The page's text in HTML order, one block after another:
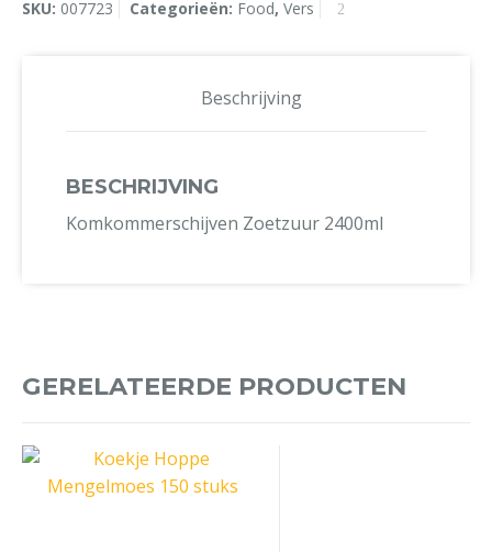
SKU: 007723 Categorieën: Food, Vers
Beschrijving
BESCHRIJVING
Komkommerschijven Zoetzuur 2400ml
GERELATEERDE PRODUCTEN